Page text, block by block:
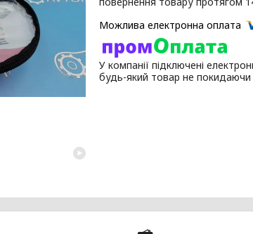
У компанії підключені
будь-який товар не покидаючи